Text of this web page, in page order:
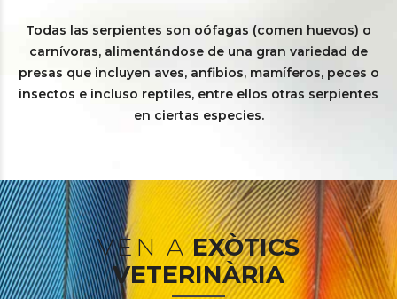
Todas las serpientes son oófagas (comen huevos) o
carnívoras, alimentándose de una gran variedad de
presas que incluyen aves, anfibios, mamíferos, peces o
insectos e incluso reptiles, entre ellos otras serpientes
en ciertas especies.
VEN AEXÒTICS
VETERINÀRIA